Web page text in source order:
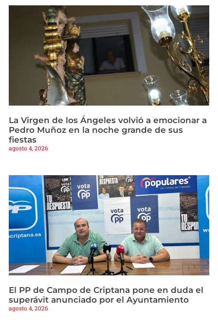
La Virgen de los Ángeles volvió a emocionar a
Pedro Muñoz en la noche grande de sus
fiestas
agosto 4, 2026
El PP de Campo de Criptana pone en duda el
superávit anunciado por el Ayuntamiento
agosto 4, 2026